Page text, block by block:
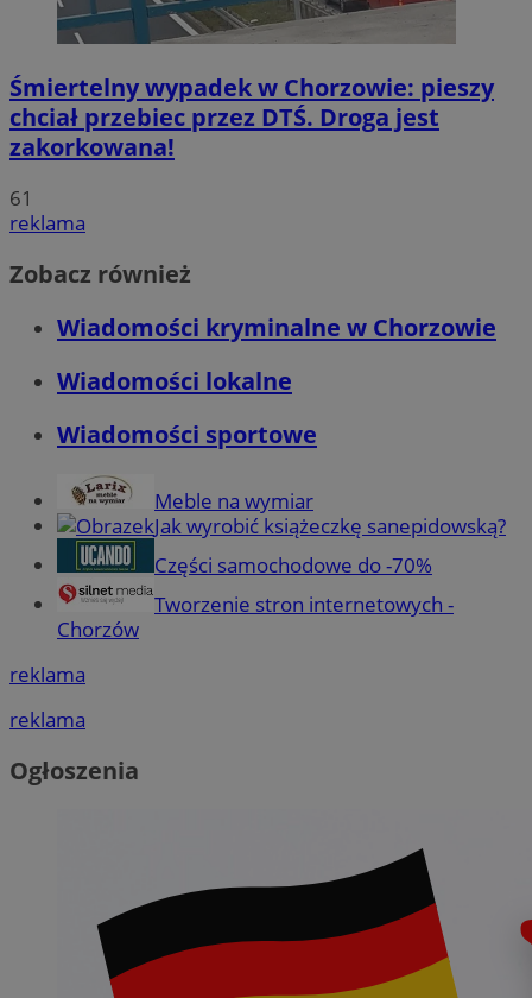
Śmiertelny wypadek w Chorzowie: pieszy
chciał przebiec przez DTŚ. Droga jest
zakorkowana!
61
reklama
Zobacz również
Wiadomości kryminalne w Chorzowie
Wiadomości lokalne
Wiadomości sportowe
Meble na wymiar
Jak wyrobić książeczkę sanepidowską?
Części samochodowe do -70%
Tworzenie stron internetowych -
Chorzów
reklama
reklama
Ogłoszenia